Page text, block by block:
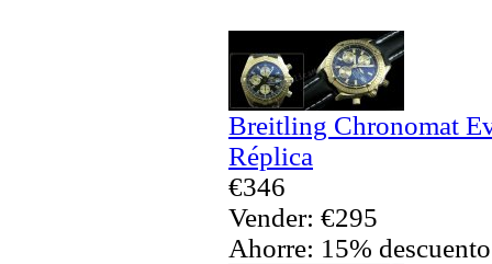
Breitling Chronomat
Réplica
€346
Vender: €295
Ahorre: 15% descuento